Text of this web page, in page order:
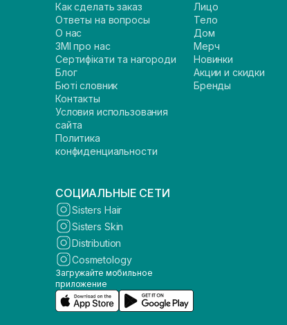
Как сделать заказ
Ответы на вопросы
О нас
ЗМІ про нас
Сертифікати та нагороди
Блог
Бюті словник
Контакты
Условия использования
сайта
Политика
конфиденциальности
Лицо
Тело
Дом
Мерч
Новинки
Акции и скидки
Бренды
СОЦИАЛЬНЫЕ СЕТИ
Sisters Hair
Sisters Skin
Distribution
Cosmetology
Загружайте мобильное
приложение